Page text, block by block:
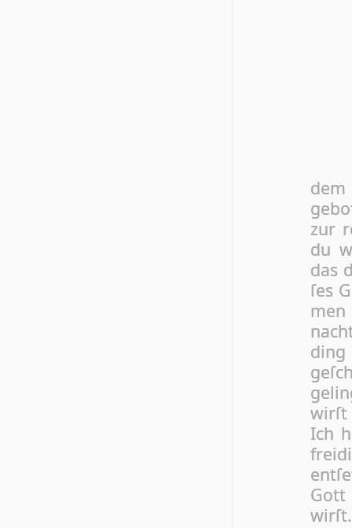
dem
zur
du
das
ſes
Ich
wirſt.